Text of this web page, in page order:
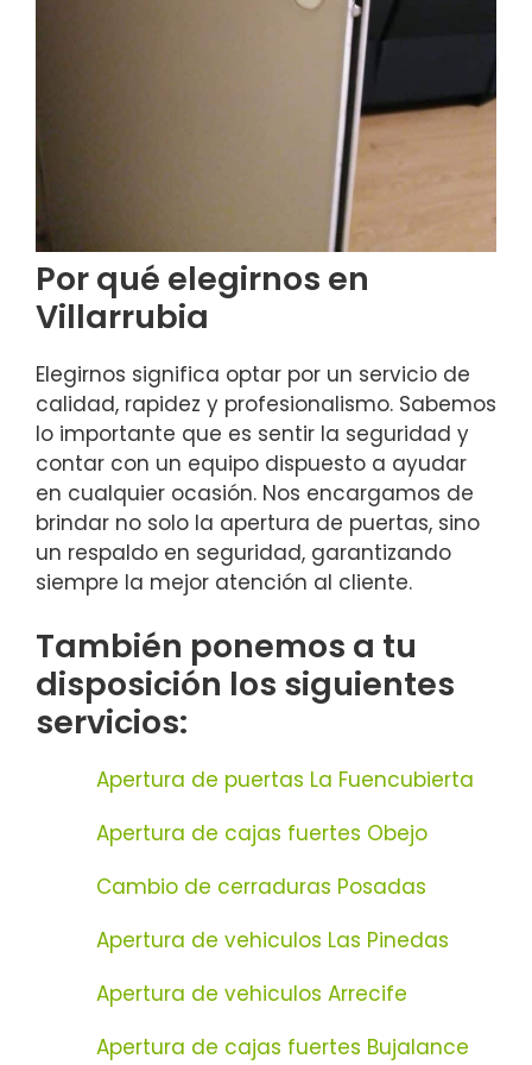
Por qué elegirnos en
Villarrubia
Elegirnos significa optar por un servicio de
calidad, rapidez y profesionalismo. Sabemos
lo importante que es sentir la seguridad y
contar con un equipo dispuesto a ayudar
en cualquier ocasión. Nos encargamos de
brindar no solo la apertura de puertas, sino
un respaldo en seguridad, garantizando
siempre la mejor atención al cliente.
También ponemos a tu
disposición los siguientes
servicios:
Apertura de puertas La Fuencubierta
Apertura de cajas fuertes Obejo
Cambio de cerraduras Posadas
Apertura de vehiculos Las Pinedas
Apertura de vehiculos Arrecife
Apertura de cajas fuertes Bujalance